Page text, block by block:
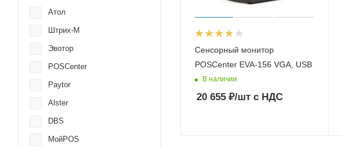
Сенсорный монитор
POSCenter EVA-156 VGA, USB
В наличии
20 655 ₽/шт с НДС
Атол
Штрих-М
Эвотор
POSCenter
Paytor
Alster
DBS
МойPOS